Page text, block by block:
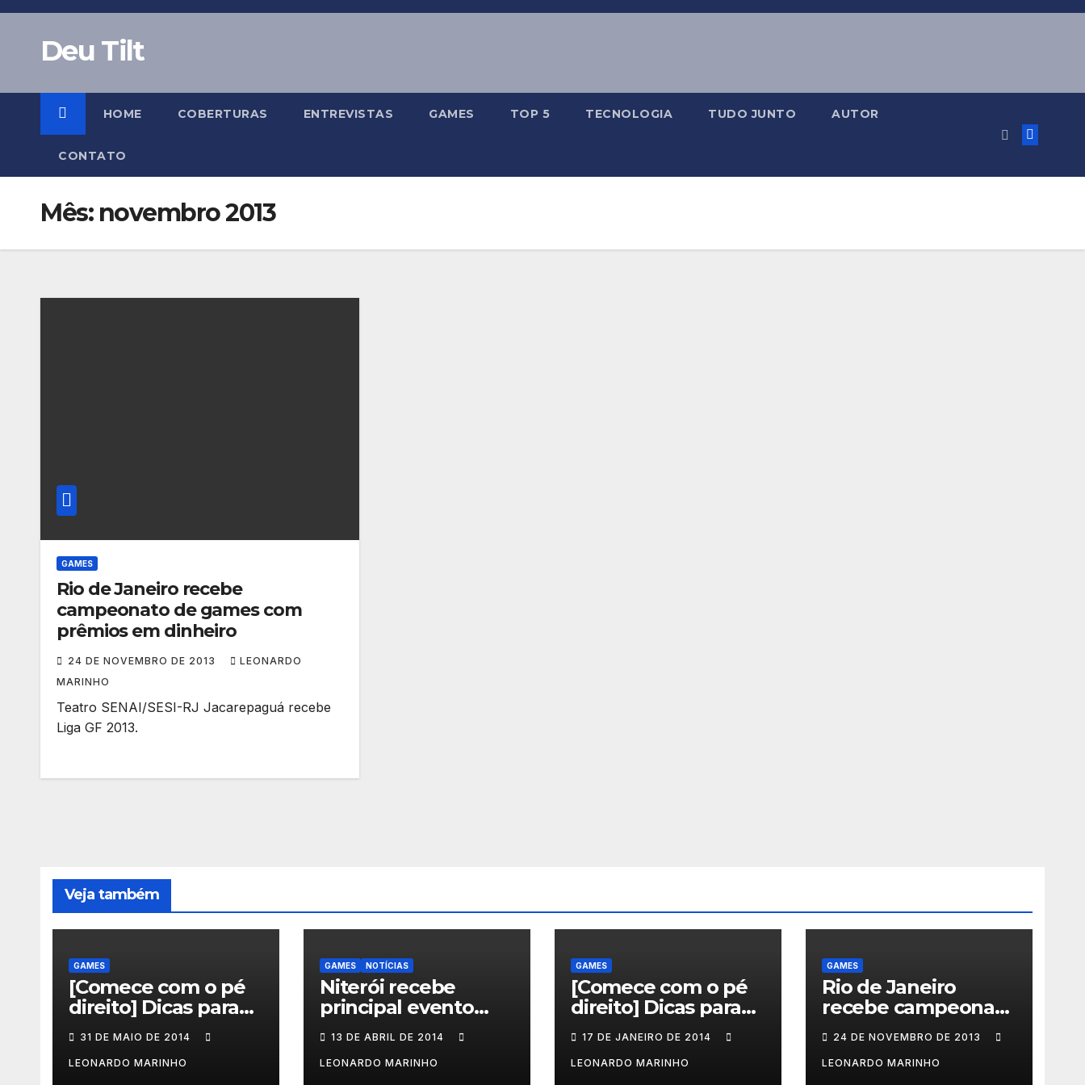
Skip
contentDeu Tilt
HOME COBERTURAS ENTREVISTAS GAMES TOP 5 TECNOLOGIA TUDO JUNTO AUTOR
CONTATO
Mês: novembro 2013
GAMES
Rio de Janeiro recebe
campeonato de games com
prêmios em dinheiro
24 DE NOVEMBRO DE 2013
LEONARDO
MARINHO
Teatro SENAI/SESI-RJ Jacarepaguá recebe
Liga GF 2013.
Veja também
GAMES
[Comece com o pé
direito] Dicas para
quem vai jogar Dust:
An Elysian Tail
31 DE MAIO DE 2014
LEONARDO MARINHO
GAMES NOTÍCIAS
Niterói recebe
principal evento
internacional que
mescla saúde e
jogos
13 DE ABRIL DE 2014
LEONARDO MARINHO
GAMES
[Comece com o pé
direito] Dicas para
quem vai jogar
Sleeping Dogs
17 DE JANEIRO DE 2014
LEONARDO MARINHO
GAMES
Rio de Janeiro
recebe campeonato
de games com
prêmios em
dinheiro
24 DE NOVEMBRO DE 2013
LEONARDO MARINHO